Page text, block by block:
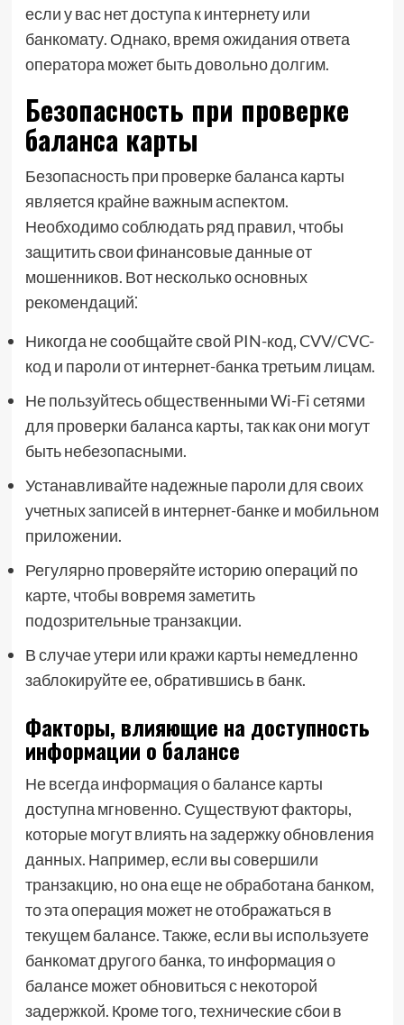
если у вас нет доступа к интернету или
банкомату. Однако, время ожидания ответа
оператора может быть довольно долгим.
Безопасность при проверке
баланса карты
Безопасность при проверке баланса карты
является крайне важным аспектом.
Необходимо соблюдать ряд правил, чтобы
защитить свои финансовые данные от
мошенников. Вот несколько основных
рекомендаций⁚
Никогда не сообщайте свой PIN-код, CVV/CVC-
код и пароли от интернет-банка третьим лицам.
Не пользуйтесь общественными Wi-Fi сетями
для проверки баланса карты, так как они могут
быть небезопасными.
Устанавливайте надежные пароли для своих
учетных записей в интернет-банке и мобильном
приложении.
Регулярно проверяйте историю операций по
карте, чтобы вовремя заметить
подозрительные транзакции.
В случае утери или кражи карты немедленно
заблокируйте ее, обратившись в банк.
Факторы, влияющие на доступность
информации о балансе
Не всегда информация о балансе карты
доступна мгновенно. Существуют факторы,
которые могут влиять на задержку обновления
данных. Например, если вы совершили
транзакцию, но она еще не обработана банком,
то эта операция может не отображаться в
текущем балансе. Также, если вы используете
банкомат другого банка, то информация о
балансе может обновиться с некоторой
задержкой. Кроме того, технические сбои в